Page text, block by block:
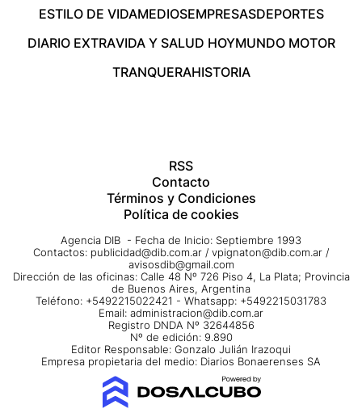
ESTILO DE VIDAMEDIOSEMPRESASDEPORTES
DIARIO EXTRAVIDA Y SALUD HOYMUNDO MOTOR
TRANQUERAHISTORIA
RSS
Contacto
Términos y Condiciones
Política de cookies
Agencia DIB - Fecha de Inicio: Septiembre 1993
Contactos: publicidad@dib.com.ar / vpignaton@dib.com.ar /
avisosdib@gmail.com
Dirección de las oficinas: Calle 48 Nº 726 Piso 4, La Plata; Provincia
de Buenos Aires, Argentina
Teléfono: +5492215022421 - Whatsapp: +5492215031783
Email: administracion@dib.com.ar
Registro DNDA Nº 32644856
Nº de edición: 9.890
Editor Responsable: Gonzalo Julián Irazoqui
Empresa propietaria del medio: Diarios Bonaerenses SA